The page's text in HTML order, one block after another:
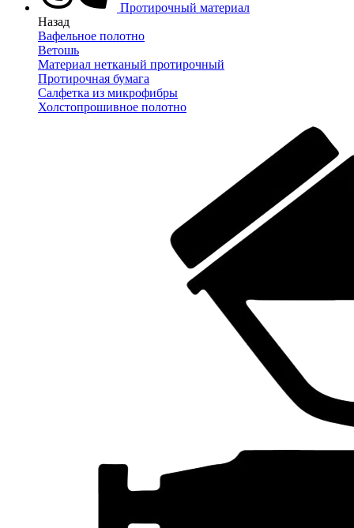
Протирочный материал
Назад
Вафельное полотно
Ветошь
Материал нетканый протирочный
Протирочная бумага
Салфетка из микрофибры
Холстопрошивное полотно